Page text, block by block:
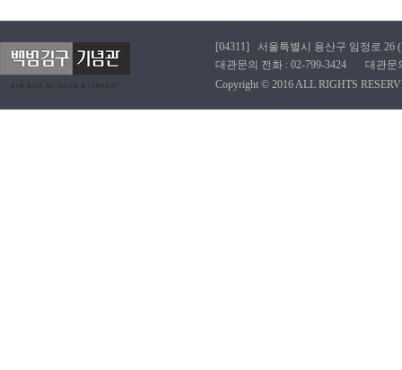
[04311] 서울특별시 용산구 임정로
대관문의 전화 : 02-799-3424 대관문
Copyright © 2016 ALL RIGHTS